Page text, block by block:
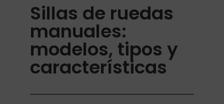
Sillas de ruedas
manuales:
modelos, tipos y
características